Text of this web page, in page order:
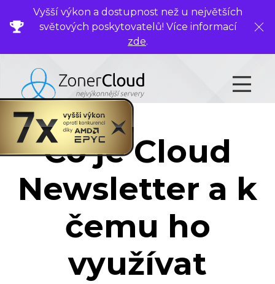
Vyšší výkon a dostupnost než u největších
světových poskytovatelů! Více informací
zde.
Co je Cloud
Newsletter a k
čemu ho
využívat